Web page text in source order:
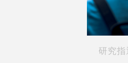
研究